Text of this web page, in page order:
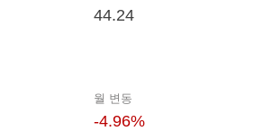
44.24
월 변동
-4.96%